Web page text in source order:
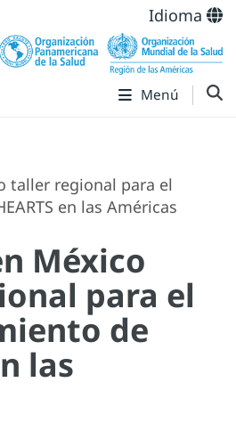
Idioma
Menú
taller regional para el
en las Américas
México
para el
de
las